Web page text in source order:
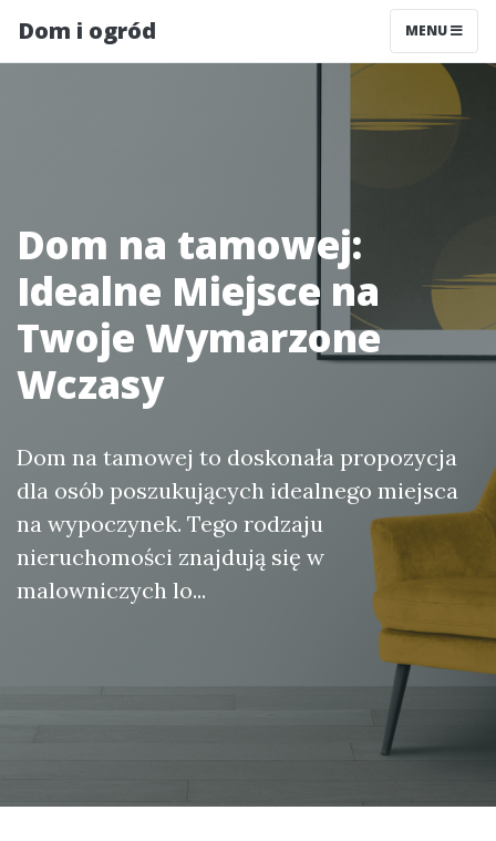
Dom i ogród MENU
Dom na tamowej:
Idealne Miejsce na
Twoje Wymarzone
Wczasy
Dom na tamowej to doskonała propozycja
dla osób poszukujących idealnego miejsca
na wypoczynek. Tego rodzaju
nieruchomości znajdują się w
malowniczych lo...